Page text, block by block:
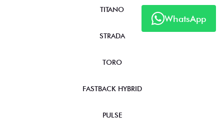
WhatsApp
TITANO
STRADA
TORO
FASTBACK HYBRID
PULSE